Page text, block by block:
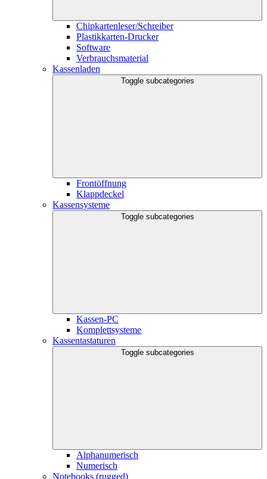
Chipkartenleser/Schreiber
Plastikkarten-Drucker
Software
Verbrauchsmaterial
Kassenladen
Toggle subcategories
Frontöffnung
Klappdeckel
Kassensysteme
Toggle subcategories
Kassen-PC
Komplettsysteme
Kassentastaturen
Toggle subcategories
Alphanumerisch
Numerisch
Notebooks (rugged)